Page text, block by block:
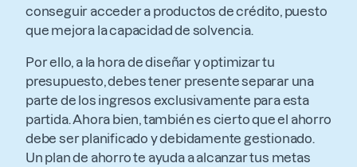
conseguir acceder a productos de crédito, puesto
que mejora la capacidad de solvencia.
Por ello, a la hora de diseñar y optimizar tu
presupuesto, debes tener presente separar una
parte de los ingresos exclusivamente para esta
partida. Ahora bien, también es cierto que el ahorro
debe ser planificado y debidamente gestionado.
Un plan de ahorro te ayuda a alcanzar tus metas